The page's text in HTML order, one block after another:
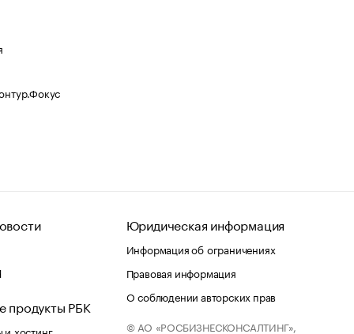
продукты РБК
хостинг
Юридическая информация
Информация об ограничениях
Правовая информация
О соблюдении авторских прав
© АО «РОСБИЗНЕСКОНСАЛТИНГ»,